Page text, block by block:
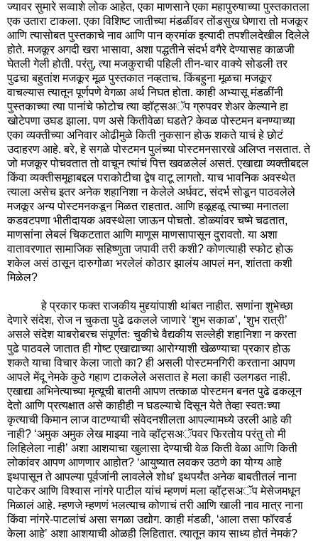
ज्यावर सुमारे सव्वाशे लोक आहेत, एका माणसाने एका महापुरुषाच्या पुस्तकातला
एक उतारा टाकला. एका विशिष्ट जातीच्या मंडळींवर तोंडसुख घेणारा तो मजकूर
आणि त्यासोबत पुस्तकाचे नाव आणि पान क्रमांक इत्यादी तपशीलदेखील दिलेले
होते. मजकूर अगदी खरा भासावा, अशा पद्धतीने संदर्भ वगैरे देण्यासह काळजी
घेतली गेली होती. परंतु, त्या मजकुराची पहिली तीन-चार वाक्ये सोडली तर
पुढचा बहुतांश मजकूर मूळ पुस्तकात नव्हताच. किंबहुना मूळचा मजकूर
वाचल्यास त्यातून पूर्णपणे वेगळा अर्थ निघत होता. काही अभ्यासू मंडळींनी
पुस्तकाच्या त्या पानांचे फोटोच त्या व्हॉट्सअॅप ग्रुपवर शेअर केल्याने हा
खोटेपणा उघड झाला. पण असे कितीवेळा घडते? केवळ पोस्टमन बनण्याच्या
एका व्यक्तीच्या अनिवार ओढीमुळे किती नुकसान होऊ शकते याचं हे छोटं
उदाहरण आहे. बरे, हे सगळे पोस्टमन पुलंच्या पोस्टमनसारखे अलिप्त नसतात. ते
जो मजकूर पोचवतात तो वाचून त्यांचं पित्त खवळलेलं असतं. एखाद्या व्यक्तीबद्दल
किंवा व्यक्तीसमूहाबद्दल पराकोटीचा द्वेष वाटू लागतो. याच भावनिक अवस्थेत
त्याला असेच इतर अनेक शहानिशा न केलेले अर्धवट, संदर्भ सोडून पाठवलेले
मजकूर अन्य पोस्टमनकडून मिळत राहतात. आणि हळूहळू त्याच्या मनातला
कडवटपणा भीतीदायक अवस्थेला जाऊन पोचतो. डोळ्यांवर चष्मे चढतात,
माणसांना लेबलं चिकटतात आणि माणूस माणसापासून दुरावतो. या अशा
वातावरणात सामाजिक सहिष्णुता जपावी तरी कशी? कोणत्याही स्फोट होऊ
शकेल असं ठासून दारुगोळा भरलेलं कोठार झालंय आपलं मन, शांतता कशी
मिळेल?
हे प्रकार फक्त राजकीय मुद्द्यांपाशी थांबत नाहीत. सणांना शुभेच्छा
देणारे संदेश, रोज न चुकता पुढे ढकलले जाणारे ‘शुभ सकाळ’, ‘शुभ रात्री’
असले संदेश याबरोबरच संपूर्णतः चुकीचे वैद्यकीय सल्लेही शहानिशा न करता
पुढे पाठवले जातात ही गोष्ट एखाद्याच्या आरोग्याशी खेळण्याचा प्रकार होऊ
शकते याचा विचार केला जातो का?ही असली पोस्टमनगिरी करताना आपण
आपले मेंदू नेमके कुठे गहाण टाकलेले असतात हे मला काही उलगडत नाही.
एखाद्या अभिनेत्याच्या मृत्यूची बातमी आपण तत्काळ पोस्टमन बनत पुढे ढकलून
देतो आणि प्रत्यक्षात असे काहीही न घडल्याचे दिसून येते तेव्हा स्वतःच्या
कृत्याची किमान लाज वाटण्याची संवेदनशीलता आपल्यामध्ये उरली आहे की
नाही? ‘अमुक अमुक लेख माझ्या नावे व्हॉट्सअॅपवर फिरतोय परंतु तो मी
लिहिलेला नाही’ अशा आशयाचा खुलासा देण्याची वेळ किती वेळा आणि किती
लोकांवर आपण आणणार आहोत? ‘आयुष्यात लवकर उठणे का योग्य आहे
इथपासून ते आपल्या पूर्वजांनी लावलेले शोध’ इथपर्यंत अनेक बाबतीतलं नाना
पाटेकर आणि विश्वास नांगरे पाटील यांचं म्हणणं मला व्हॉट्सअॅप मेसेजमधून
मिळालं आहे. म्हणजे म्हणणं भलत्याच कोणाचं तरी आणि खाली नाव मात्र नाना
किंवा नांगरे-पाटलांचं असा सगळा उद्योग. काही मंडळी, ‘आला तसा फॉरवर्ड
केला आहे’ अशा आशयाची ओळही लिहितात. त्यातून काय साध्य होतं नेमकं?